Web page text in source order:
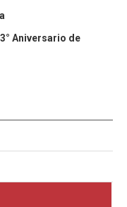
Aniversario de